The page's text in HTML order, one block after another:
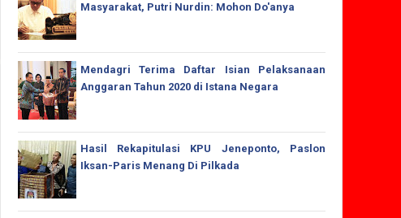
Masyarakat, Putri Nurdin: Mohon Do'anya
Mendagri Terima Daftar Isian Pelaksanaan
Anggaran Tahun 2020 di Istana Negara
Hasil Rekapitulasi KPU Jeneponto, Paslon
Iksan-Paris Menang Di Pilkada